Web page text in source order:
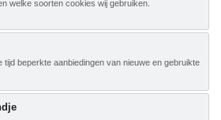
welke soorten cookies wij gebruiken.
tijd beperkte aanbiedingen van nieuwe en gebruikte